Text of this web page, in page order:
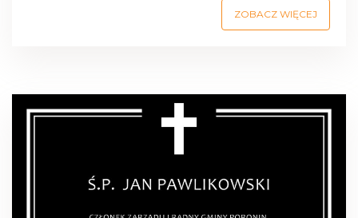
ZOBACZ WIĘCEJ